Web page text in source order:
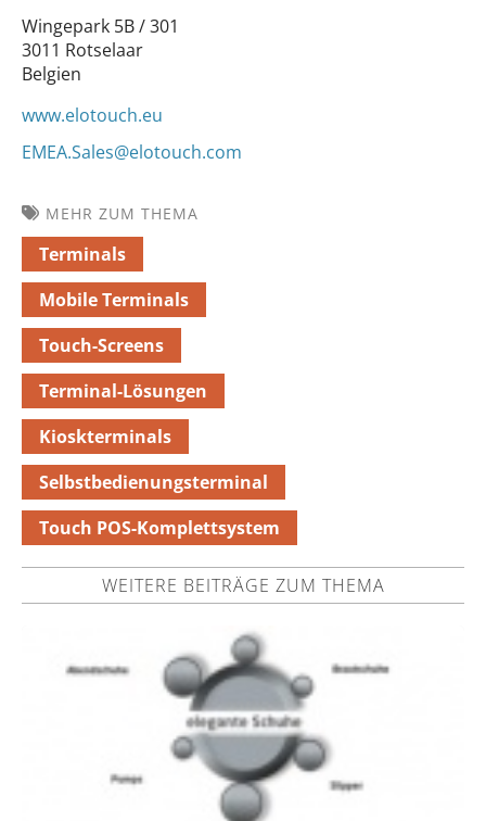
Wingepark 5B / 301
3011 Rotselaar
Belgien
www.elotouch.eu
EMEA.Sales@elotouch.com
MEHR ZUM THEMA
Terminals
Mobile Terminals
Touch-Screens
Terminal-Lösungen
Kioskterminals
Selbstbedienungsterminal
Touch POS-Komplettsystem
WEITERE BEITRÄGE ZUM THEMA